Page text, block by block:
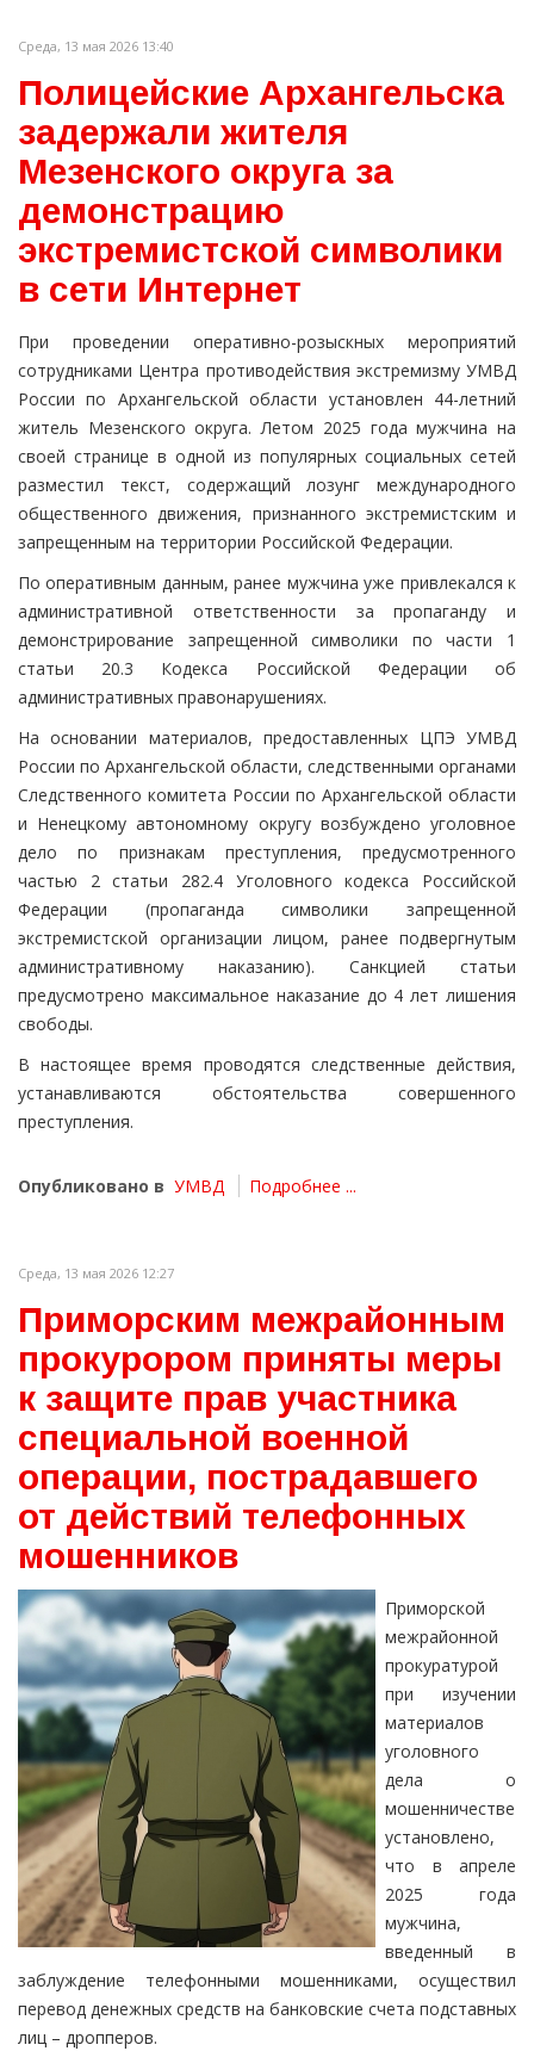
Среда, 13 мая 2026 13:40
Полицейские Архангельска
задержали жителя
Мезенского округа за
демонстрацию
экстремистской символики
в сети Интернет
При проведении оперативно-розыскных мероприятий
сотрудниками Центра противодействия экстремизму УМВД
России по Архангельской области установлен 44-летний
житель Мезенского округа. Летом 2025 года мужчина на
своей странице в одной из популярных социальных сетей
разместил текст, содержащий лозунг международного
общественного движения, признанного экстремистским и
запрещенным на территории Российской Федерации.
По оперативным данным, ранее мужчина уже привлекался к
административной ответственности за пропаганду и
демонстрирование запрещенной символики по части 1
статьи 20.3 Кодекса Российской Федерации об
административных правонарушениях.
На основании материалов, предоставленных ЦПЭ УМВД
России по Архангельской области, следственными органами
Следственного комитета России по Архангельской области
и Ненецкому автономному округу возбуждено уголовное
дело по признакам преступления, предусмотренного
частью 2 статьи 282.4 Уголовного кодекса Российской
Федерации (пропаганда символики запрещенной
экстремистской организации лицом, ранее подвергнутым
административному наказанию). Санкцией статьи
предусмотрено максимальное наказание до 4 лет лишения
свободы.
В настоящее время проводятся следственные действия,
устанавливаются обстоятельства совершенного
преступления.
Опубликовано в УМВД Подробнее ...
Среда, 13 мая 2026 12:27
Приморским межрайонным
прокурором приняты меры
к защите прав участника
специальной военной
операции, пострадавшего
от действий телефонных
мошенников
Приморской
межрайонной
прокуратурой
при изучении
материалов
уголовного
дела о
мошенничестве
установлено,
что в апреле
2025 года
мужчина,
введенный в
заблуждение телефонными мошенниками, осуществил
перевод денежных средств на банковские счета подставных
лиц – дропперов.